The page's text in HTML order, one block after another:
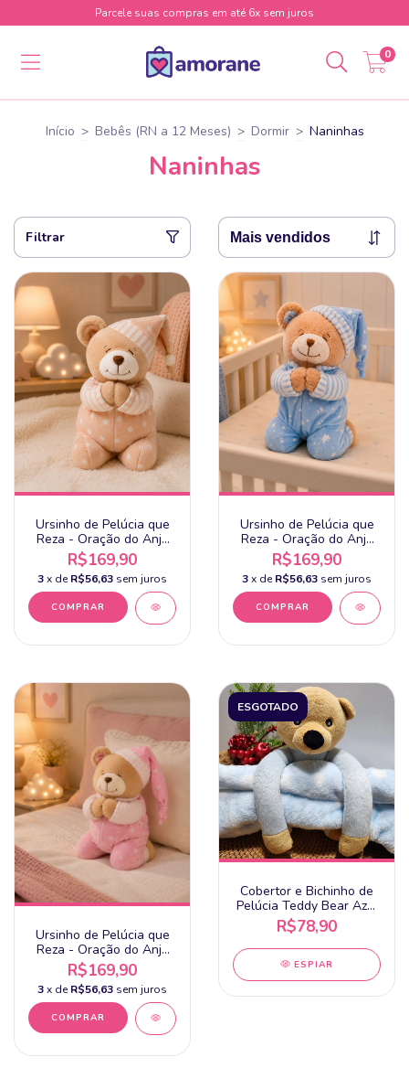
Parcele suas compras em até 6x sem juros
0
Início > Bebês (RN a 12 Meses) > Dormir > Naninhas
Naninhas
Filtrar
Ursinho de Pelúcia que
Reza - Oração do Anjo
da Guarda - Buba - + 3m
- Bege
R$169,90
3x deR$56,63 sem juros
Ursinho de Pelúcia que
Reza - Oração do Anjo
da Guarda - Buba - + 3m
- Azul
R$169,90
3x deR$56,63 sem juros
Ursinho de Pelúcia que
Reza - Oração do Anjo
da Guarda - Buba - + 3m
- Rosa
R$169,90
3x deR$56,63 sem juros
ESGOTADO
Cobertor e Bichinho de
Pelúcia Teddy Bear Azul
- Loani
R$78,90
ESPIAR